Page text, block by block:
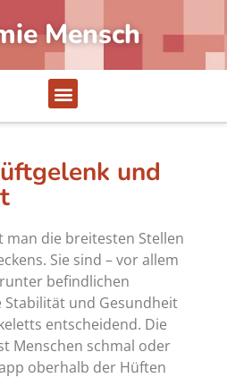
Mensch
Arthrose Sprunggelenk
Leistengegend
Reduplikation DNS
durch Synapse
weibliche Beckenorgane
durch Synapse
Erkrankungen in Darm
Nervensystem
und
man die breitesten Stellen
Sie sind – vor allem
befindlichen
Stabilität und Gesundheit
entscheidend. Die
Menschen schmal oder
oberhalb der Hüften